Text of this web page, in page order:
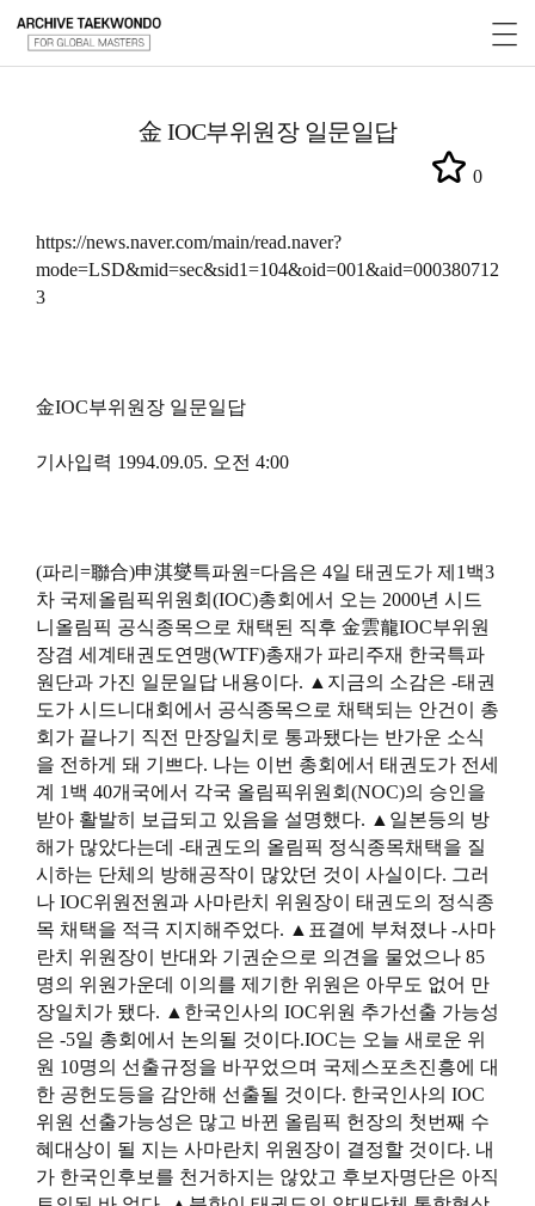
金 IOC부위원장 일문일답
0
https://news.naver.com/main/read.naver?
mode=LSD&mid=sec&sid1=104&oid=001&aid=000380712
3
金IOC부위원장 일문일답
기사입력 1994.09.05. 오전 4:00
(파리=聯合)申淇燮특파원=다음은 4일 태권도가 제1백3
차 국제올림픽위원회(IOC)총회에서 오는 2000년 시드
니올림픽 공식종목으로 채택된 직후 金雲龍IOC부위원
장겸 세계태권도연맹(WTF)총재가 파리주재 한국특파
원단과 가진 일문일답 내용이다. ▲지금의 소감은 -태권
도가 시드니대회에서 공식종목으로 채택되는 안건이 총
회가 끝나기 직전 만장일치로 통과됐다는 반가운 소식
을 전하게 돼 기쁘다. 나는 이번 총회에서 태권도가 전세
계 1백 40개국에서 각국 올림픽위원회(NOC)의 승인을
받아 활발히 보급되고 있음을 설명했다. ▲일본등의 방
해가 많았다는데 -태권도의 올림픽 정식종목채택을 질
시하는 단체의 방해공작이 많았던 것이 사실이다. 그러
나 IOC위원전원과 사마란치 위원장이 태권도의 정식종
목 채택을 적극 지지해주었다. ▲표결에 부쳐졌나 -사마
란치 위원장이 반대와 기권순으로 의견을 물었으나 85
명의 위원가운데 이의를 제기한 위원은 아무도 없어 만
장일치가 됐다. ▲한국인사의 IOC위원 추가선출 가능성
은 -5일 총회에서 논의될 것이다.IOC는 오늘 새로운 위
원 10명의 선출규정을 바꾸었으며 국제스포츠진흥에 대
한 공헌도등을 감안해 선출될 것이다. 한국인사의 IOC
위원 선출가능성은 많고 바뀐 올림픽 헌장의 첫번째 수
혜대상이 될 지는 사마란치 위원장이 결정할 것이다. 내
가 한국인후보를 천거하지는 않았고 후보자명단은 아직